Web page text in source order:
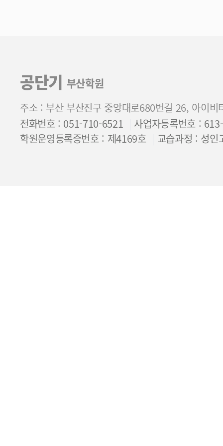
공단기 부산학원
주소 : 부산 부산진구 중앙대로680번길 26, 아이비
전화번호 : 051-710-6521
사업자등록번호 :
학원운영등록증번호 : 제4169호
교습과정 : 성인